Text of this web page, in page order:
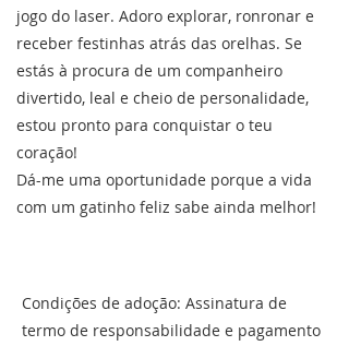
jogo do laser. Adoro explorar, ronronar e
receber festinhas atrás das orelhas. Se
estás à procura de um companheiro
divertido, leal e cheio de personalidade,
estou pronto para conquistar o teu
coração!
Dá-me uma oportunidade porque a vida
com um gatinho feliz sabe ainda melhor!
Condições de adoção: Assinatura de
termo de responsabilidade e pagamento